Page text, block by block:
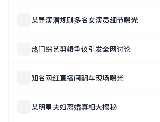
某导演潜规则多名女演员细节曝光
热门综艺剪辑争议引发全网讨论
知名网红直播间翻车现场曝光
某明星夫妇离婚真相大揭秘